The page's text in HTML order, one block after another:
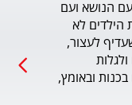
הדמויות בסיפור. הסיפור מלמד את הילדים לא
להקשיב לרגשות האמיתיים שלהם ולגלות